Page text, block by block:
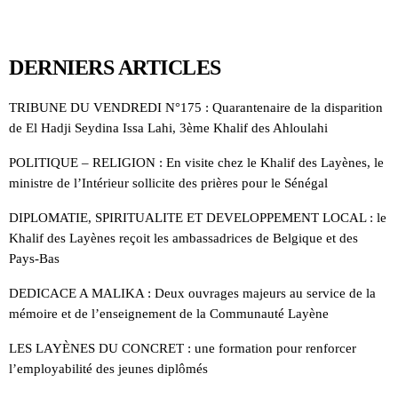
DERNIERS ARTICLES
TRIBUNE DU VENDREDI N°175 : Quarantenaire de la disparition
de El Hadji Seydina Issa Lahi, 3ème Khalif des Ahloulahi
POLITIQUE – RELIGION : En visite chez le Khalif des Layènes, le
ministre de l’Intérieur sollicite des prières pour le Sénégal
DIPLOMATIE, SPIRITUALITE ET DEVELOPPEMENT LOCAL : le
Khalif des Layènes reçoit les ambassadrices de Belgique et des
Pays-Bas
DEDICACE A MALIKA : Deux ouvrages majeurs au service de la
mémoire et de l’enseignement de la Communauté Layène
LES LAYÈNES DU CONCRET : une formation pour renforcer
l’employabilité des jeunes diplômés